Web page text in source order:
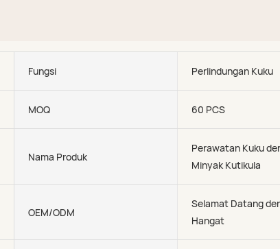
Fungsi Perlindungan Kuku
MOQ 60 PCS
Nama Produk
Perawatan Kuku
Minyak Kutikula
OEM/ODM
Selamat Datang
Hangat